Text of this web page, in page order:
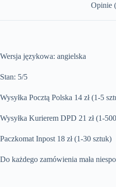
Opinie
Wersja językowa: angielska
Stan: 5/5
Wysyłka Pocztą Polska 14 zł (1-5
Wysyłka Kurierem DPD 21 zł (1-
Paczkomat Inpost 18 zł (1-30 sztuk)
Do każdego zamówienia mała